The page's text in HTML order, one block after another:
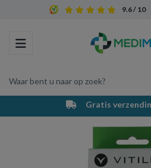
9.6 / 10
Toggle navigation
Waar bent u naar op zoek?
Winkelwagen
Uw
Gratis